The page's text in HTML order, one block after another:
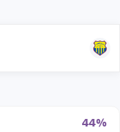
44%